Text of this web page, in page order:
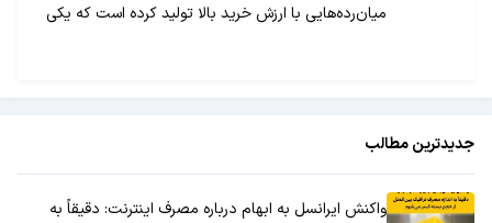
میان‌رده‌هایی با ارزش خرید بالا تولید کرده است که یکی
جدیدترین مطالب
واکنش ایرانسل به ابهام درباره مصرف اینترنت: دقیقاً به